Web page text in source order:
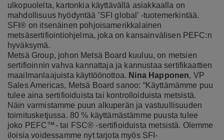
ulkopuolelta, kartonkia käyttävällä asiakkaalla on
mahdollisuus hyödyntää ’SFI global’ -tuotemerkintää.
SFI® on itsenäinen pohjoisamerikkalainen
metsäsertifiointiohjelma, joka on kansainvälisen PEFC:n
hyväksymä.
Metsä Group, johon Metsä Board kuuluu, on metsien
sertifioinnin vahva kannattaja ja kannustaa sertifikaattien
maailmanlaajuista käyttöönottoa. Nina Happonen, VP
Sales Americas, Metsä Board sanoo: “Käyttämämme puu
tulee aina sertifioiduista tai kontrolloiduista metsistä.
Näin varmistamme puun alkuperän ja vastuullisuuden
toimitusketjussa. 80 % käyttämästämme puusta tulee
joko PEFC™- tai FSC® -sertifioiduista metsistä. Olemme
iloisia voidessamme nyt tarjota myös SFI-